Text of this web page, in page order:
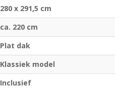
280 x 291,5 cm
ca. 220 cm
Plat dak
Klassiek model
Inclusief